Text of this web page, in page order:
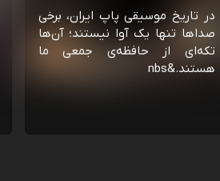
در تاریخ موسیقی پاپ ایران، برخی
صداها تنها یک آوا نیستند؛ آن‌ها
تکه‌ای از حافظه‌ی جمعی ما
هستند.&nbs